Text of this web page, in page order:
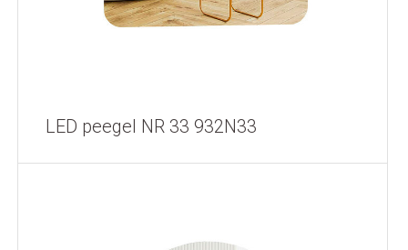
LED peegel NR 33 932N33